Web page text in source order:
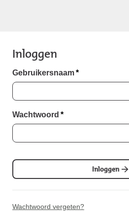
Inloggen
Gebruikersnaam*
Wachtwoord *
Inloggen
Wachtwoord vergeten?